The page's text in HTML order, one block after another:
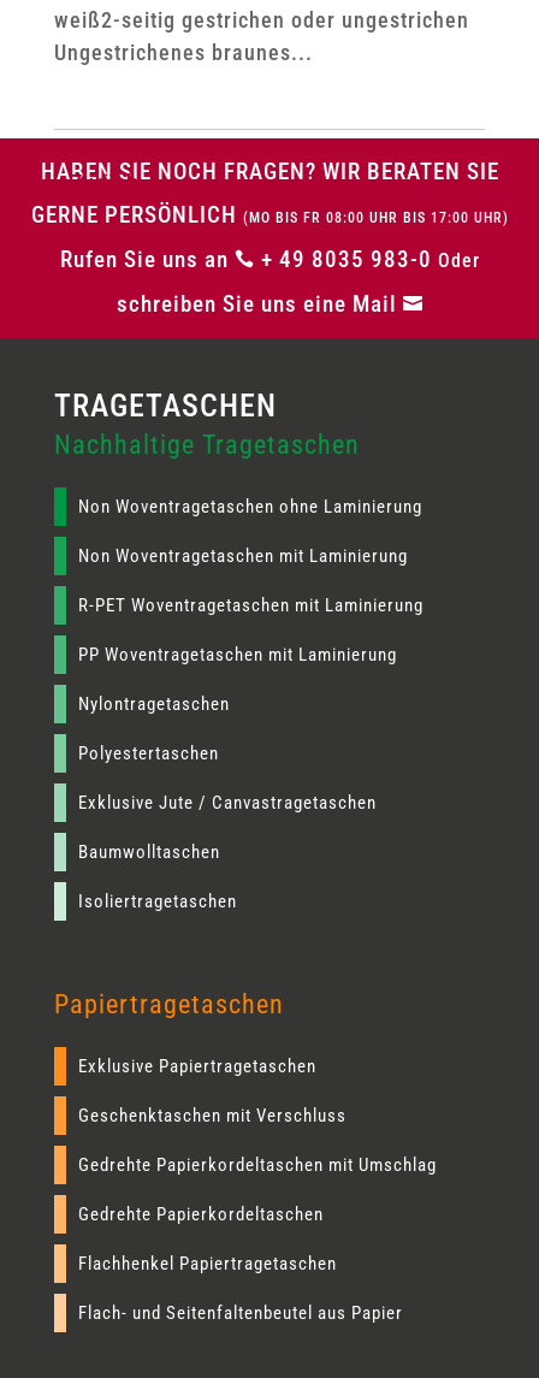
weiß2-seitig gestrichen oder ungestrichen
Ungestrichenes braunes...
« Ältere Einträge
HABEN SIE NOCH FRAGEN? WIR BERATEN SIE
GERNE PERSÖNLICH (MO BIS FR 08:00 UHR BIS 17:00 UHR)
Rufen Sie uns an  + 49 8035 983-0 Oder
schreiben Sie uns eine Mail 
Nachhaltige Tragetaschen
Non Woventragetaschen ohne Laminierung
Non Woventragetaschen mit Laminierung
R-PET Woventragetaschen mit Laminierung
PP Woventragetaschen mit Laminierung
Nylontragetaschen
Polyestertaschen
Exklusive Jute / Canvastragetaschen
Baumwolltaschen
Isoliertragetaschen
Papiertragetaschen
Exklusive Papiertragetaschen
Geschenktaschen mit Verschluss
Gedrehte Papierkordeltaschen mit Umschlag
Gedrehte Papierkordeltaschen
Flachhenkel Papiertragetaschen
Flach- und Seitenfaltenbeutel aus Papier